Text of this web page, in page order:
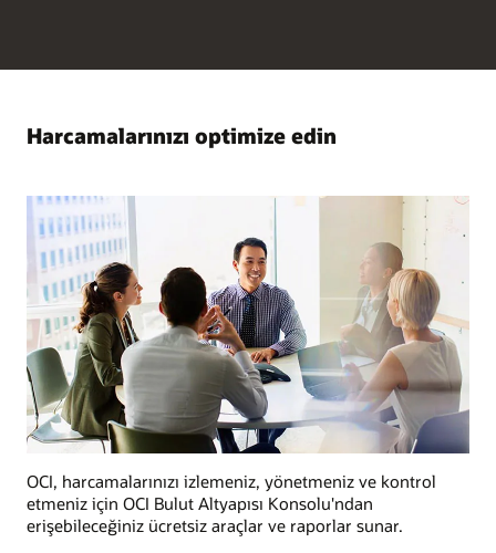
Harcamalarınızı optimize edin
OCI, harcamalarınızı izlemeniz, yönetmeniz ve kontrol
etmeniz için OCI Bulut Altyapısı Konsolu'ndan
erişebileceğiniz ücretsiz araçlar ve raporlar sunar.